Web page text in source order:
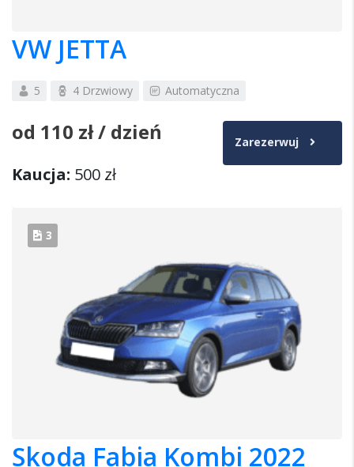
VW JETTA
5 4 Drzwiowy Automatyczna
od 110 zł/ dzień Zarezerwuj
Kaucja: 500 zł
3
Skoda Fabia Kombi 2022